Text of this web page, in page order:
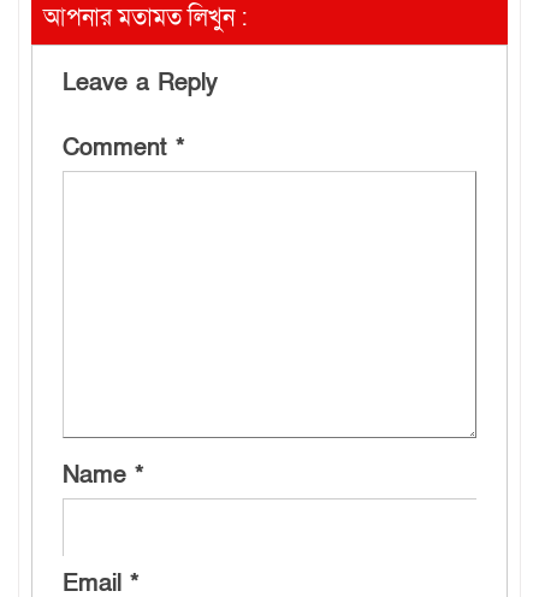
আপনার মতামত লিখুন :
Leave a Reply
Comment *
Name *
Email *